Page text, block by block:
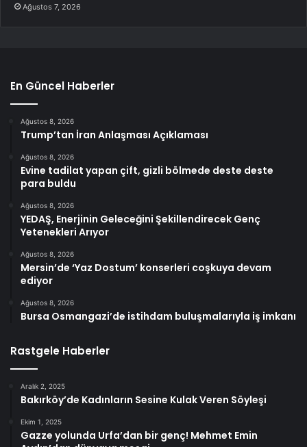
Ağustos 7, 2026
En Güncel Haberler
Ağustos 8, 2026
Trump’tan İran Anlaşması Açıklaması
Ağustos 8, 2026
Evine tadilat yapan çift, gizli bölmede deste deste
para buldu
Ağustos 8, 2026
YEDAŞ, Enerjinin Geleceğini Şekillendirecek Genç
Yetenekleri Arıyor
Ağustos 8, 2026
Mersin’de ‘Yaz Dostum’ konserleri coşkuya devam
ediyor
Ağustos 8, 2026
Bursa Osmangazi’de istihdam buluşmalarıyla iş imkanı
Rastgele Haberler
Aralık 2, 2025
Bakırköy’de Kadınların Sesine Kulak Veren Söyleşi
Ekim 1, 2025
Gazze yolunda Urfa’dan bir genç! Mehmet Emin